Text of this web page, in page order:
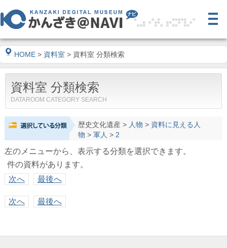
HOME > 資料室 > 資料室 分類検索
資料室 分類検索
DATAROOM CATEGORY SEARCH
歴史文化遺産> 人物 > 資料に見える人
物 > 軍人 > 2
左のメニューから、表示する分類を選択できます。
件の資料があります。
次へ
最後へ
次へ 最後へ